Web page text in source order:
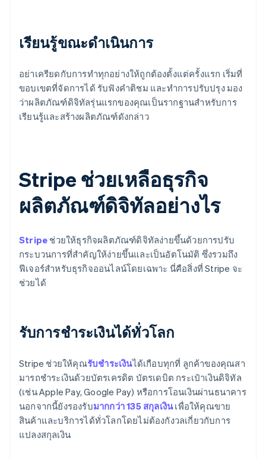
เรียนรู้ขณะดำเนินการ
อย่าเครียดกับการทำทุกอย่างให้ถูกต้องตั้งแต่ครั้งแรก เริ่มที่
ขอบเขตที่จัดการได้ รับฟังคําติชม และทําการปรับปรุง มอง
ว่าผลิตภัณฑ์ดิจิทัลรุ่นแรกของคุณเป็นรากฐานสําหรับการ
เรียนรู้และสร้างผลิตภัณฑ์ดังกล่าว
Stripe ช่วยเหลือธุรกิจ
ผลิตภัณฑ์ดิจิทัลอย่างไร
Stripe ช่วยให้ธุรกิจผลิตภัณฑ์ดิจิทัลง่ายขึ้นด้วยการปรับ
กระบวนการที่สําคัญให้ง่ายขึ้นและเป็นอัตโนมัติ ซึ่งรวมถึง
ฟีเจอร์สําหรับธุรกิจออนไลน์โดยเฉพาะ นี่คือสิ่งที่ Stripe จะ
ช่วยได้
รับการชําระเงินได้ทั่วโลก
Stripe ช่วยให้คุณรับชําระเงินได้เกือบทุกที่ ลูกค้าของคุณสา
มารถชําระเงินด้วยบัตรเครดิต บัตรเดบิต กระเป๋าเงินดิจิทัล
(เช่น Apple Pay, Google Pay) หรือการโอนเงินผ่านธนาคาร
นอกจากนี้ยังรองรับมากกว่า 135 สกุลเงินเพื่อให้คุณขาย
สินค้าและบริการได้ทั่วโลกโดยไม่ต้องกังวลเกี่ยวกับการ
แปลงสกุลเงิน